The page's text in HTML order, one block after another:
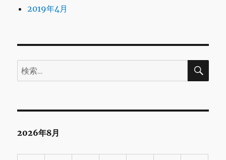
2019年4月
検
索:
検
2026年8月